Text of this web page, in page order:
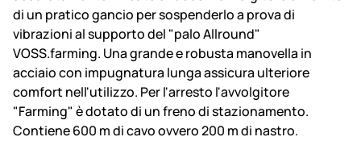
di un pratico gancio per sospenderlo a prova di
vibrazioni al supporto del "palo Allround"
VOSS.farming. Una grande e robusta manovella in
acciaio con impugnatura lunga assicura ulteriore
comfort nell'utilizzo. Per l'arresto l'avvolgitore
"Farming" è dotato di un freno di stazionamento.
Contiene 600 m di cavo ovvero 200 m di nastro.